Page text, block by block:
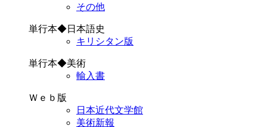
その他
単行本◆日本語史
キリシタン版
単行本◆美術
輸入書
Ｗｅｂ版
日本近代文学館
美術新報